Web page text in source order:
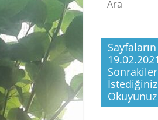
İstediğiniz
Okuyunuz